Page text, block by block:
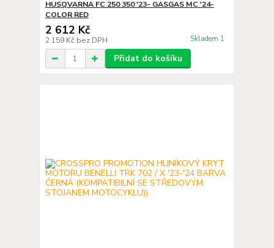
HUSQVARNA FC 250 350 '23- GASGAS MC '24-
COLOR RED
2 612 Kč
2 159 Kč bez DPH Skladem 1
Přidat do košíku